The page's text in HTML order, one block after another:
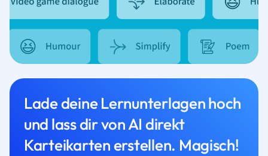
Lade deine Lernunterlagen hoch
und lass dir von AI direkt
Karteikarten erstellen. Magisch!